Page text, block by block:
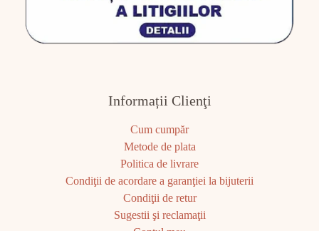
Informații Clienţi
Cum cumpăr
Metode de plata
Politica de livrare
Condiţii de acordare a garanţiei la bijuterii
Condiţii de retur
Sugestii şi reclamaţii